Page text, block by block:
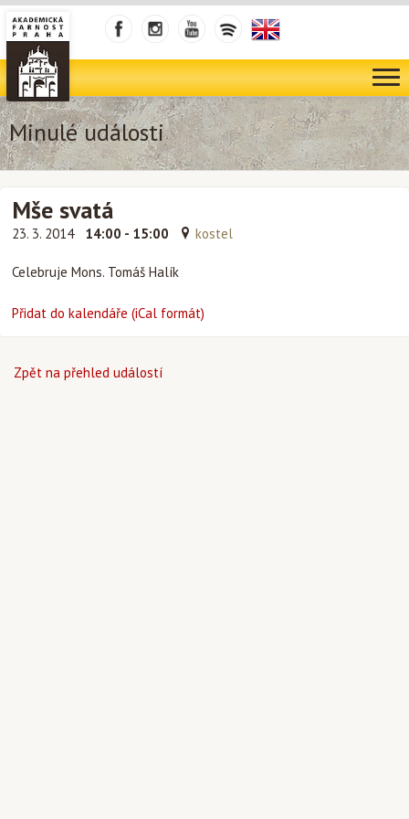
Minulé události
Mše svatá
23. 3. 2014 14:00 - 15:00 kostel
Celebruje Mons. Tomáš Halík
Přidat do kalendáře (iCal formát)
Zpět na přehled událostí